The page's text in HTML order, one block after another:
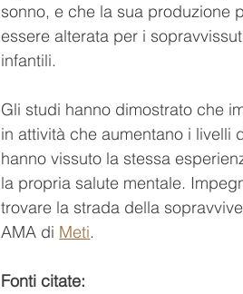
sonno, e che la sua produzione
essere alterata per i
infantili.
Gli studi hanno dimostrato che
in attività che aumentano i livelli
hanno vissuto la stessa
la propria salute mentale.
trovare la strada della
AMA di Meti.
Fonti citate: